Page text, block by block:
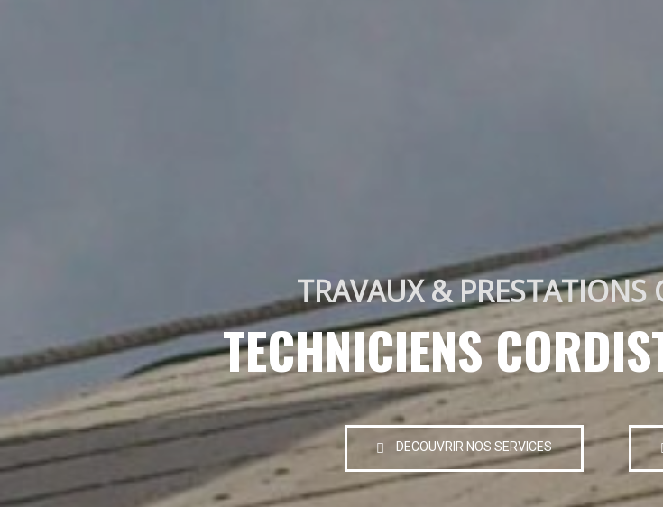
TRAVAUX &
TECHNICIENS
DECOUVRIR NOS SERVICES